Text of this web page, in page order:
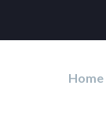
Home